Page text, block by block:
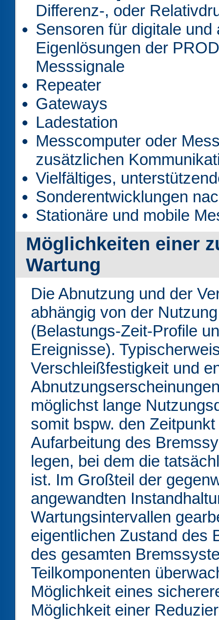
Differenz-, oder
Sensoren für digitale und
Eigenlösungen der
Messsignale
Repeater
Gateways
Ladestation
Messcomputer oder
zusätzlichen
Vielfältiges,
Sonderentwicklungen
Stationäre und mobile
Möglichkeiten einer
Wartung
Die Abnutzung und der
abhängig von der
(Belastungs-Zeit-Profile
Ereignisse).
Verschleißfestigkeit und
möglichst lange
somit bspw. den
Aufarbeitung des
legen, bei dem die
ist. Im Großteil der
angewandten
Wartungsintervallen
eigentlichen Zustand des
des gesamten
Teilkomponenten
Möglichkeit eines
Möglichkeit einer